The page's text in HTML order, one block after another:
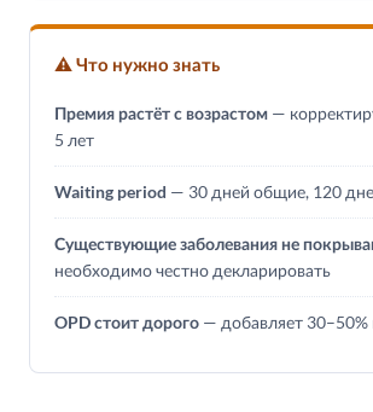
⚠ Что нужно знать
Премия растёт с возрастом —
5 лет
Waiting period — 30 дней общие, 120
Существующие заболевания не
необходимо честно декларировать
OPD стоит дорого — добавляет 30–50%